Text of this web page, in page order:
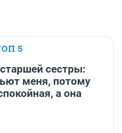
5
сестры:
меня, потому
а она